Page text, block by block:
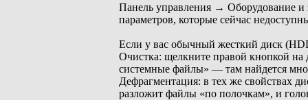
Панель управления → Оборудование
параметров, которые сейчас
Если у вас обычный жесткий диск
Очистка: щелкните правой кнопкой
системные файлы» — там найдется
Дефрагментация: в тех же свойствах
разложит файлы «по полочкам», и